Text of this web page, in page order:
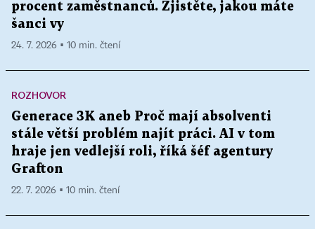
procent zaměstnanců. Zjistěte, jakou máte
šanci vy
24. 7. 2026 ▪ 10 min. čtení
ROZHOVOR
Generace 3K aneb Proč mají absolventi
stále větší problém najít práci. AI v tom
hraje jen vedlejší roli, říká šéf agentury
Grafton
22. 7. 2026 ▪ 10 min. čtení